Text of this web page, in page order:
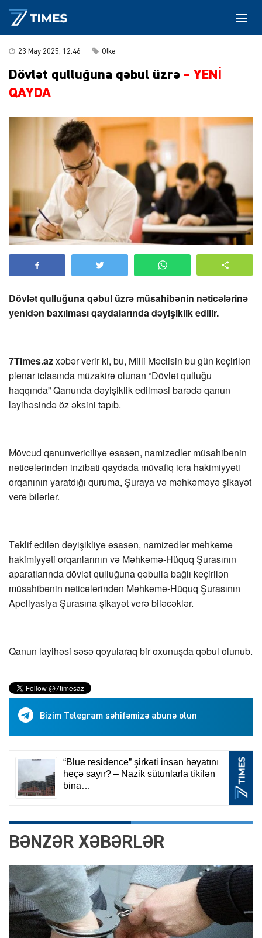
23 May 2025, 12:46 Ölkə
Dövlət qulluğuna qəbul üzrə – YENİ
QAYDA
Dövlət qulluğuna qəbul üzrə müsahibənin nəticələrinə
yenidən baxılması qaydalarında dəyişiklik edilir.
7Times.azxəbər verir ki, bu, Milli Məclisin bu gün keçirilən
plenar iclasında müzakirə olunan “Dövlət qulluğu
haqqında” Qanunda dəyişiklik edilməsi barədə qanun
layihəsində öz əksini tapıb.
Mövcud qanunvericiliyə əsasən, namizədlər müsahibənin
nəticələrindən inzibati qaydada müvafiq icra hakimiyyəti
orqanının yaratdığı quruma, Şuraya və məhkəməyə şikayət
verə bilərlər.
Təklif edilən dəyişikliyə əsasən, namizədlər məhkəmə
hakimiyyəti orqanlarının və Məhkəmə-Hüquq Şurasının
aparatlarında dövlət qulluğuna qəbulla bağlı keçirilən
müsahibənin nəticələrindən Məhkəmə-Hüquq Şurasının
Apellyasiya Şurasına şikayət verə biləcəklər.
Qanun layihəsi səsə qoyularaq bir oxunuşda qəbul olunub.
Bizim Telegram səhifəmizə abunə olun
BƏNZƏR XƏBƏRLƏR